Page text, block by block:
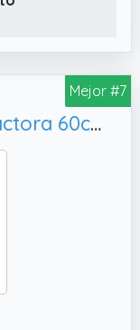
Mejor #7
FIREGAS Campana Extractora 60cm A++, Incluye 2 Filtros de Carbón